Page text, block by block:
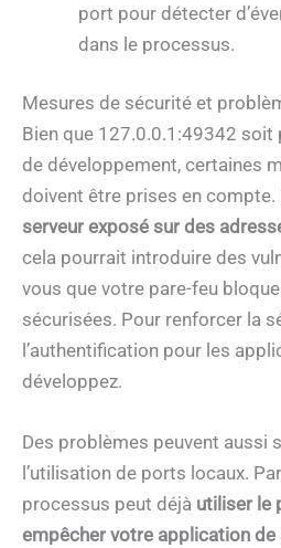
port pour détecter
dans le processus.
Mesures de sécurité et
Bien que 127.0.0.1:49342 soit
de développement, certaines
doivent être prises en compte.
serveur exposé sur des
cela pourrait introduire des
vous que votre pare-feu
sécurisées. Pour renforcer la
l’authentification pour les
développez.
Des problèmes peuvent aussi
l’utilisation de ports locaux.
processus peut déjà utiliser le
empêcher votre application de